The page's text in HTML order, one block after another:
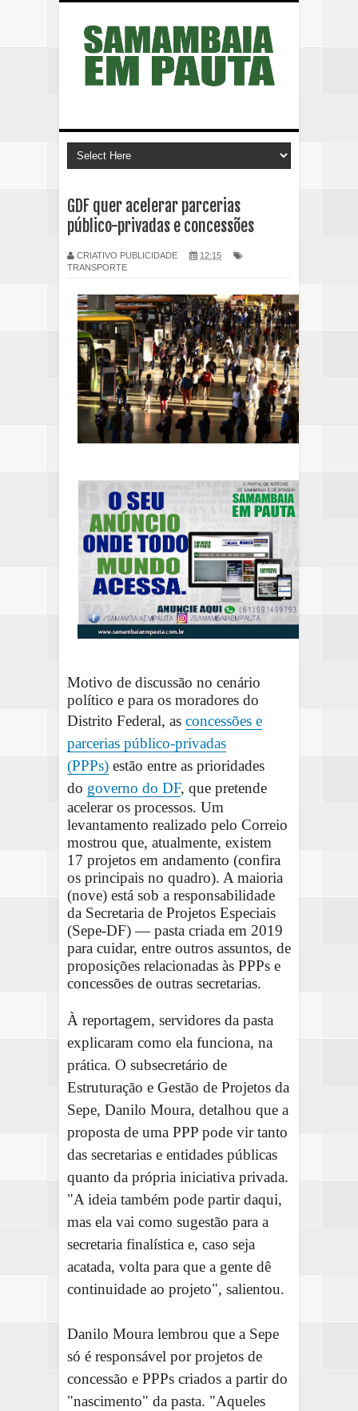
GDF quer acelerar parcerias
público-privadas e concessões
CRIATIVO PUBLICIDADE
12:15
TRANSPORTE
Motivo de discussão no cenário
político e para os moradores do
Distrito Federal, as concessões e
parcerias público-privadas
(PPPs) estão entre as prioridades
do governo do DF, que pretende
acelerar os processos. Um
levantamento realizado pelo Correio
mostrou que, atualmente, existem
17 projetos em andamento (confira
os principais no quadro). A maioria
(nove) está sob a responsabilidade
da Secretaria de Projetos Especiais
(Sepe-DF) — pasta criada em 2019
para cuidar, entre outros assuntos, de
proposições relacionadas às PPPs e
concessões de outras secretarias.
À reportagem, servidores da pasta
explicaram como ela funciona, na
prática. O subsecretário de
Estruturação e Gestão de Projetos da
Sepe, Danilo Moura, detalhou que a
proposta de uma PPP pode vir tanto
das secretarias e entidades públicas
quanto da própria iniciativa privada.
"A ideia também pode partir daqui,
mas ela vai como sugestão para a
secretaria finalística e, caso seja
acatada, volta para que a gente dê
continuidade ao projeto", salientou.
Danilo Moura lembrou que a Sepe
só é responsável por projetos de
concessão e PPPs criados a partir do
"nascimento" da pasta. "Aqueles